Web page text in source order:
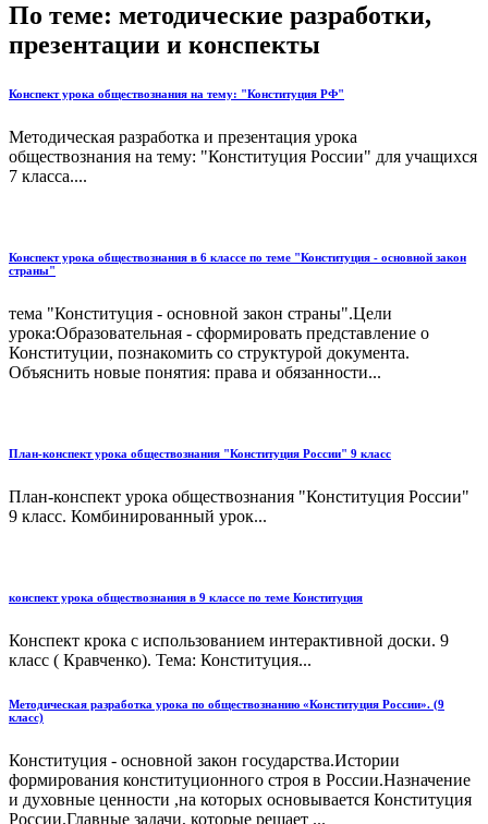
По теме: методические разработки,
презентации и конспекты
Конспект урока обществознания на тему: "Конституция РФ"
Методическая разработка и презентация урока
обществознания на тему: "Конституция России" для учащихся
7 класса....
Конспект урока обществознания в 6 классе по теме "Конституция - основной закон
страны"
тема "Конституция - основной закон страны".Цели
урока:Образовательная - сформировать представление о
Конституции, познакомить со структурой документа.
Объяснить новые понятия: права и обязанности...
План-конспект урока обществознания "Конституция России" 9 класс
План-конспект урока обществознания "Конституция России"
9 класс. Комбинированный урок...
конспект урока обществознания в 9 классе по теме Конституция
Конспект крока с использованием интерактивной доски. 9
класс ( Кравченко). Тема: Конституция...
Методическая разработка урока по обществознанию «Конституция России». (9
класс)
Конституция - основной закон государства.Истории
формирования конституционного строя в России.Назначение
и духовные ценности ,на которых основывается Конституция
России.Главные задачи, которые решает ...